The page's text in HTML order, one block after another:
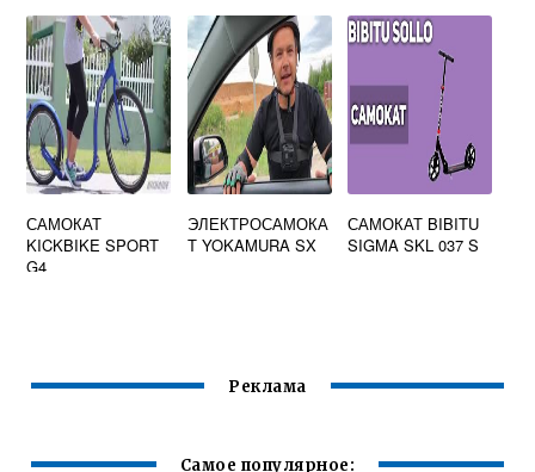
КОЛЕСАМИ
САМОКАТ
KICKBIKE SPORT
G4
ЭЛЕКТРОСАМОКА
Т YOKAMURA SX
САМОКАТ BIBITU
SIGMA SKL 037 S
Реклама
Самое популярное: